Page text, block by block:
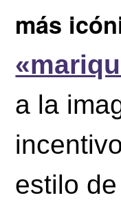
más
a la
estilo